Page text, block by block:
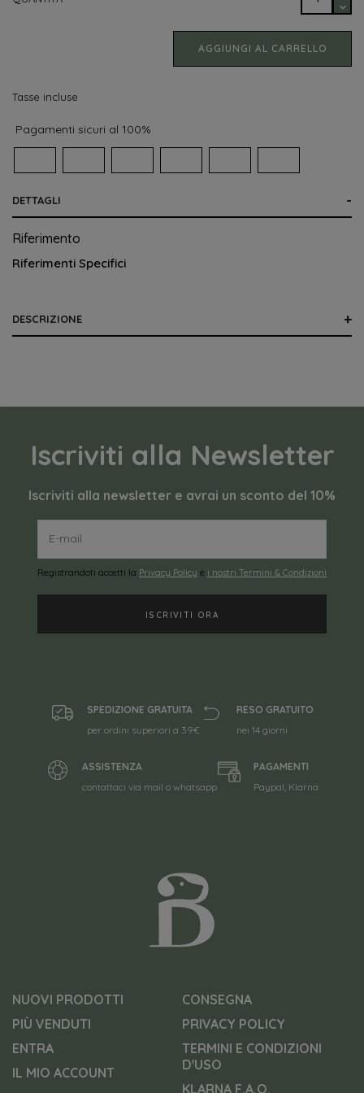
Accedi
AGGIUNGI AL CARRELLO
Tasse incluse
Pagamenti sicuri al 100%
DETTAGLI
Riferimento
Riferimenti Specifici
DESCRIZIONE
Iscriviti alla Newsletter
Iscriviti alla newsletter e avrai un sconto del 10%
Registrandoti accetti la Privacy Policy e i nostri Termini & Condizioni
SPEDIZIONE GRATUITA
per ordini superiori a 39€
RESO GRATUITO
nei 14 giorni
ASSISTENZA
contattaci via mail o whatsapp
PAGAMENTI
Paypal, Klarna
NUOVI PRODOTTI
PIÙ VENDUTI
ENTRA
IL MIO ACCOUNT
CONSEGNA
PRIVACY POLICY
TERMINI E CONDIZIONI
D'USO
KLARNA F.A.Q.